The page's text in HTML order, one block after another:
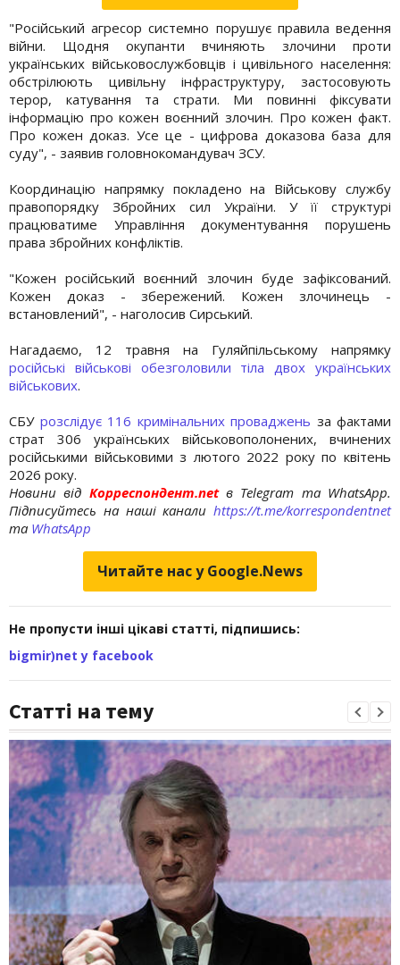
"Російський агресор системно порушує правила ведення
війни. Щодня окупанти вчиняють злочини проти
українських військовослужбовців і цивільного населення:
обстрілюють цивільну інфраструктуру, застосовують
терор, катування та страти. Ми повинні фіксувати
інформацію про кожен воєнний злочин. Про кожен факт.
Про кожен доказ. Усе це - цифрова доказова база для
суду", - заявив головнокомандувач ЗСУ.
Координацію напрямку покладено на Військову службу
правопорядку Збройних сил України. У її структурі
працюватиме Управління документування порушень
права збройних конфліктів.
"Кожен російський воєнний злочин буде зафіксований.
Кожен доказ - збережений. Кожен злочинець -
встановлений", - наголосив Сирський.
Нагадаємо, 12 травня на Гуляйпільському напрямку
російські військові обезголовили тіла двох українських
військових.
СБУ розслідує 116 кримінальних проваджень за фактами
страт 306 українських військовополонених, вчинених
російськими військовими з лютого 2022 року по квітень
2026 року.
Новини від Корреспондент.netв Telegram та WhatsApp.
Підписуйтесь на наші канали https://t.me/korrespondentnet
та WhatsApp
Читайте нас у Google.News
Не пропусти інші цікаві статті, підпишись:
bigmir)net у facebook
Статті на тему